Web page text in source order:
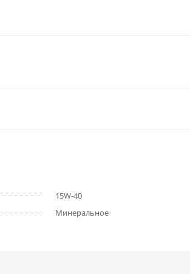
15W-40
Минеральное